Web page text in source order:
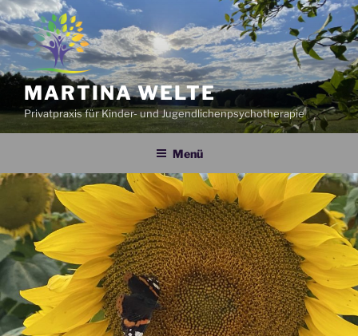
Zum
Inhalt
springen
MARTINA WELTE
Privatpraxis für Kinder- und Jugendlichenpsychotherapie
Menü